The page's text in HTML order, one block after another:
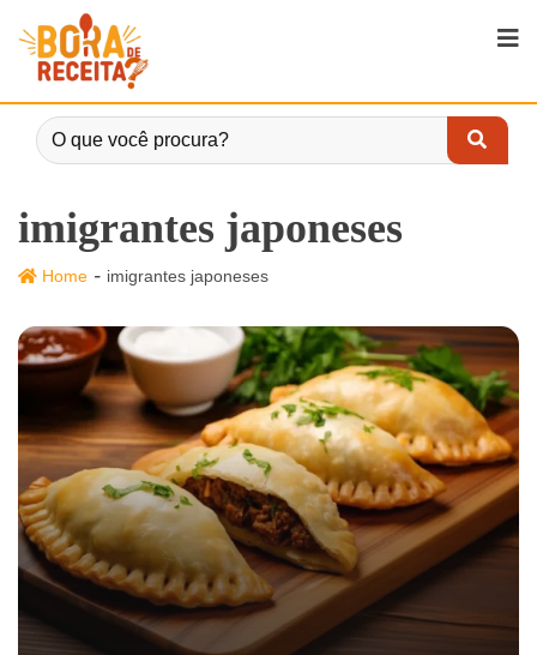
imigrantes japoneses
Home - imigrantes japoneses